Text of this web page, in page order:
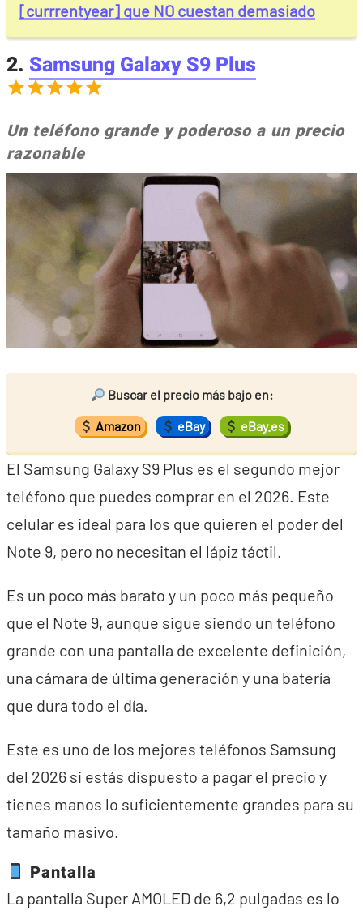
[currrentyear] que NO cuestan demasiado
2. Samsung Galaxy S9 Plus
Un teléfono grande y poderoso a un precio
razonable
Buscar el precio más bajo en:
Amazon eBay eBay.es
El Samsung Galaxy S9 Plus es el segundo mejor
teléfono que puedes comprar en el 2026. Este
celular es ideal para los que quieren el poder del
Note 9, pero no necesitan el lápiz táctil.
Es un poco más barato y un poco más pequeño
que el Note 9, aunque sigue siendo un teléfono
grande con una pantalla de excelente definición,
una cámara de última generación y una batería
que dura todo el día.
Este es uno de los mejores teléfonos Samsung
del 2026 si estás dispuesto a pagar el precio y
tienes manos lo suficientemente grandes para su
tamaño masivo.
Pantalla
La pantalla Super AMOLED de 6,2 pulgadas es lo